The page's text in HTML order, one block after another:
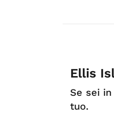
Ellis
Se sei
tuo.